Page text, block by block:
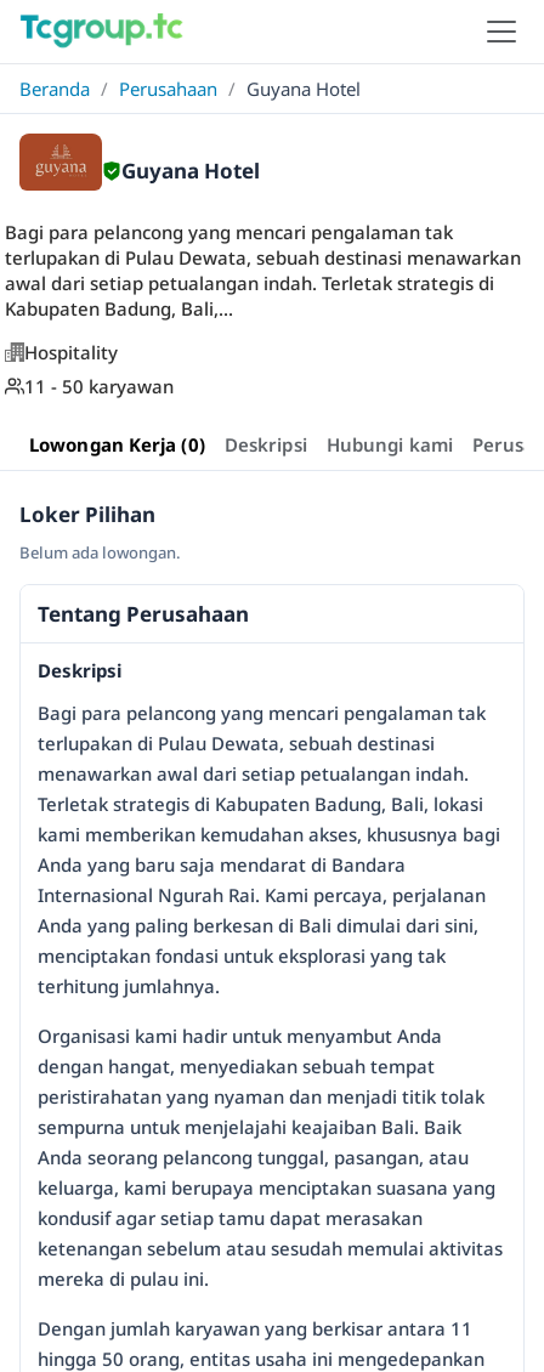
Beranda / Perusahaan / Guyana Hotel
Guyana Hotel
Bagi para pelancong yang mencari pengalaman tak
terlupakan di Pulau Dewata, sebuah destinasi menawarkan
awal dari setiap petualangan indah. Terletak strategis di
Kabupaten Badung, Bali,...
Hospitality
11 - 50 karyawan
Lowongan Kerja (0) Deskripsi Hubungi kami
Loker Pilihan
Belum ada lowongan.
Tentang Perusahaan
Deskripsi
Bagi para pelancong yang mencari pengalaman tak
terlupakan di Pulau Dewata, sebuah destinasi
menawarkan awal dari setiap petualangan indah.
Terletak strategis di Kabupaten Badung, Bali, lokasi
kami memberikan kemudahan akses, khususnya bagi
Anda yang baru saja mendarat di Bandara
Internasional Ngurah Rai. Kami percaya, perjalanan
Anda yang paling berkesan di Bali dimulai dari sini,
menciptakan fondasi untuk eksplorasi yang tak
terhitung jumlahnya.
Organisasi kami hadir untuk menyambut Anda
dengan hangat, menyediakan sebuah tempat
peristirahatan yang nyaman dan menjadi titik tolak
sempurna untuk menjelajahi keajaiban Bali. Baik
Anda seorang pelancong tunggal, pasangan, atau
keluarga, kami berupaya menciptakan suasana yang
kondusif agar setiap tamu dapat merasakan
ketenangan sebelum atau sesudah memulai aktivitas
mereka di pulau ini.
Dengan jumlah karyawan yang berkisar antara 11
hingga 50 orang, entitas usaha ini mengedepankan